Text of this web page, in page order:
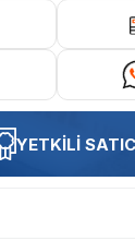
YETKİLİ